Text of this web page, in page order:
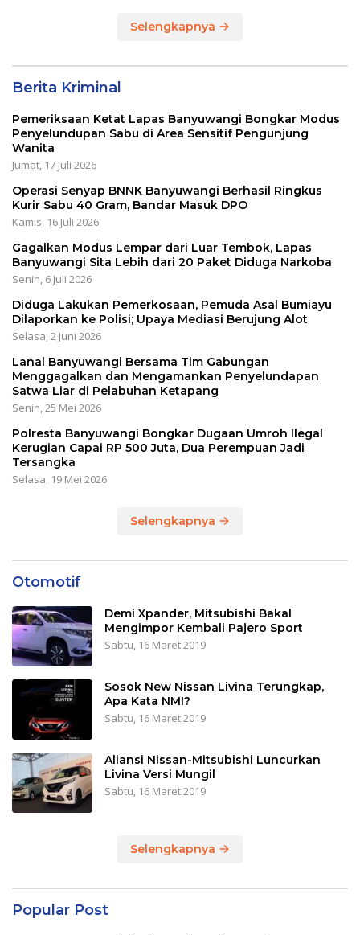
Selengkapnya
Berita Kriminal
Pemeriksaan Ketat Lapas Banyuwangi Bongkar Modus
Penyelundupan Sabu di Area Sensitif Pengunjung
Wanita
Jumat, 17 Juli 2026
Operasi Senyap BNNK Banyuwangi Berhasil Ringkus
Kurir Sabu 40 Gram, Bandar Masuk DPO
Kamis, 16 Juli 2026
Gagalkan Modus Lempar dari Luar Tembok, Lapas
Banyuwangi Sita Lebih dari 20 Paket Diduga Narkoba
Senin, 6 Juli 2026
Diduga Lakukan Pemerkosaan, Pemuda Asal Bumiayu
Dilaporkan ke Polisi; Upaya Mediasi Berujung Alot
Selasa, 2 Juni 2026
Lanal Banyuwangi Bersama Tim Gabungan
Menggagalkan dan Mengamankan Penyelundapan
Satwa Liar di Pelabuhan Ketapang
Senin, 25 Mei 2026
Polresta Banyuwangi Bongkar Dugaan Umroh Ilegal
Kerugian Capai RP 500 Juta, Dua Perempuan Jadi
Tersangka
Selasa, 19 Mei 2026
Selengkapnya
Otomotif
Demi Xpander, Mitsubishi Bakal
Mengimpor Kembali Pajero Sport
Sabtu, 16 Maret 2019
Sosok New Nissan Livina Terungkap,
Apa Kata NMI?
Sabtu, 16 Maret 2019
Aliansi Nissan-Mitsubishi Luncurkan
Livina Versi Mungil
Sabtu, 16 Maret 2019
Selengkapnya
Popular Post